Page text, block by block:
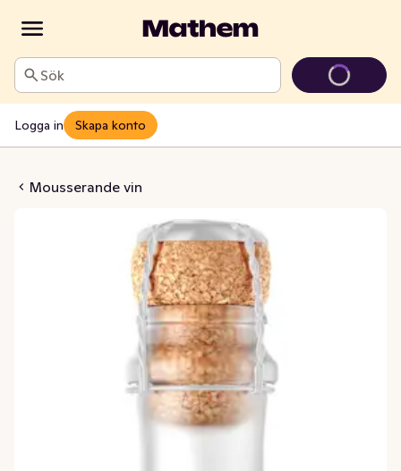
Sök
Logga in Skapa konto
Mousserande vin
Alkoholfri